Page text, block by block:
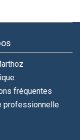
fréquentes
professionnelle